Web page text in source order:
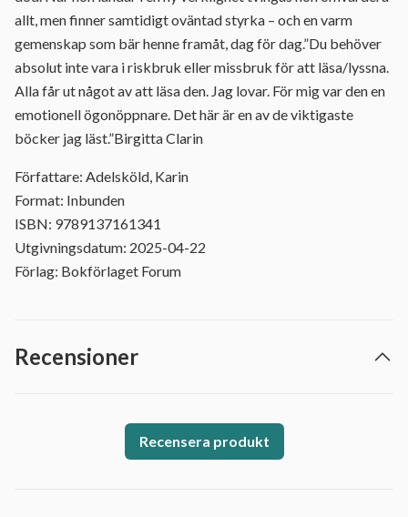
allt, men finner samtidigt oväntad styrka – och en varm
gemenskap som bär henne framåt, dag för dag.”Du behöver
absolut inte vara i riskbruk eller missbruk för att läsa/lyssna.
Alla får ut något av att läsa den. Jag lovar. För mig var den en
emotionell ögonöppnare. Det här är en av de viktigaste
böcker jag läst.”Birgitta Clarin
Författare: Adelsköld, Karin
Format: Inbunden
ISBN: 9789137161341
Utgivningsdatum: 2025-04-22
Förlag: Bokförlaget Forum
Recensioner
Recensera produkt